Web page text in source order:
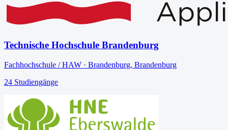
Technische Hochschule Brandenburg
Fachhochschule / HAW · Brandenburg, Brandenburg
24 Studiengänge